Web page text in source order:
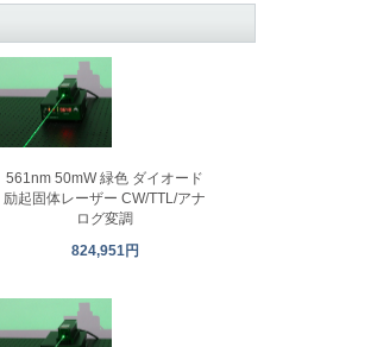
561nm 50mW 緑色 ダイオード
励起固体レーザー CW/TTL/アナ
ログ変調
824,951円